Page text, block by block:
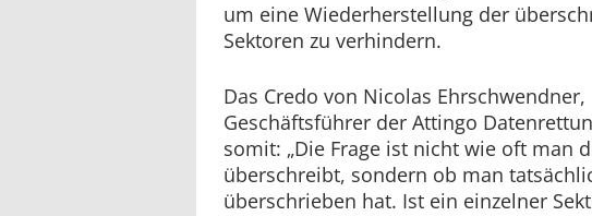
um eine Wiederherstellung der
Sektoren zu verhindern.
Das Credo von Nicolas Ehrschwendner,
Geschäftsführer der Attingo
somit: „Die Frage ist nicht wie oft man
überschreibt, sondern ob man
überschrieben hat. Ist ein einzelner